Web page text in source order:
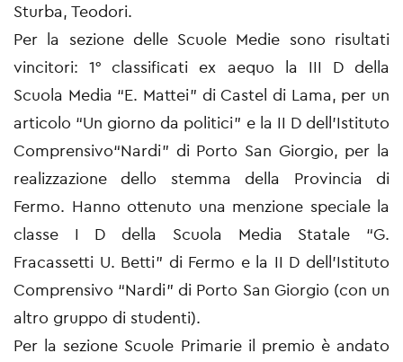
Sturba, Teodori.
Per la sezione delle Scuole Medie sono risultati
vincitori: 1° classificati ex aequo la III D della
Scuola Media “E. Mattei” di Castel di Lama, per un
articolo “Un giorno da politici” e la II D dell’Istituto
Comprensivo“Nardi” di Porto San Giorgio, per la
realizzazione dello stemma della Provincia di
Fermo. Hanno ottenuto una menzione speciale la
classe I D della Scuola Media Statale “G.
Fracassetti U. Betti” di Fermo e la II D dell’Istituto
Comprensivo “Nardi” di Porto San Giorgio (con un
altro gruppo di studenti).
Per la sezione Scuole Primarie il premio è andato